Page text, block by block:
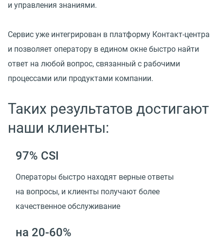
и управления знаниями.
Сервис уже интегрирован в платформу Контакт-центра
и позволяет оператору в едином окне быстро найти
ответ на любой вопрос, связанный с рабочими
процессами или продуктами компании.
Таких результатов достигают
наши клиенты:
97% CSI
Операторы быстро находят верные ответы
на вопросы, и клиенты получают более
качественное обслуживание
на 20-60%